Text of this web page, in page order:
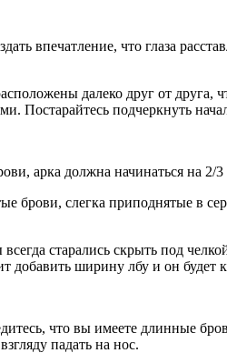
впечатление, что глаза
далеко друг от друга,
Постарайтесь подчеркнуть
арка должна начинаться на 2/
слегка приподнятые в
старались скрыть под
добавить ширину лбу и он будет
что вы имеете длинные
падать на нос.